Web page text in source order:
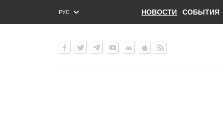
РУС
ENG
НОВОСТИ СОБЫТИЯ